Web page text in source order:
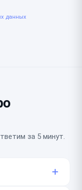
данных
за 5 минут.